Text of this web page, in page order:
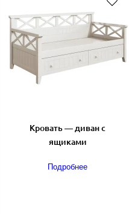
Кровать — диван с
ящиками
Подробнее